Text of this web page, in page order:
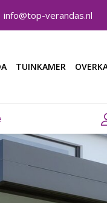
info@top-verandas.nl
TUINKAMER